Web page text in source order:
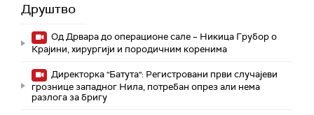
Друштво
Од Дрвара до операционе сале – Никица Грубор о
Крајини, хирургији и породичним коренима
Директорка "Батута": Регистровани први случајеви
грознице западног Нила, потребан опрез али нема
разлога за бригу